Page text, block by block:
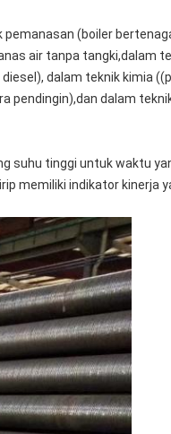
(boiler
air tanpa tangki,dalam
dalam teknik kimia
pendingin),dan dalam
suhu tinggi untuk waktu
memiliki indikator kinerja